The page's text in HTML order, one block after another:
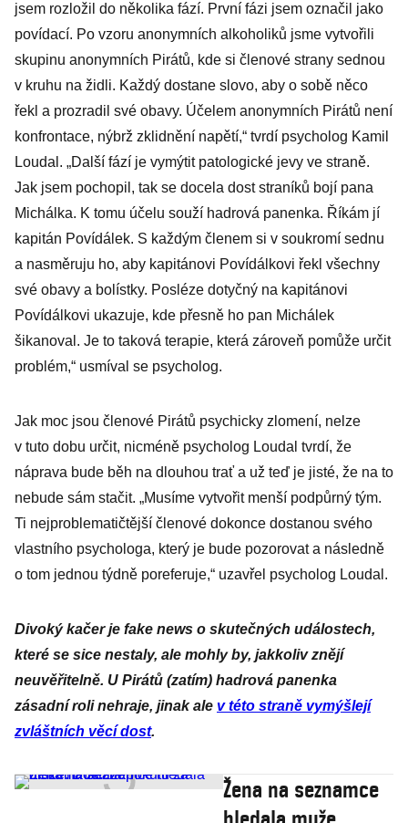
jsem rozložil do několika fází. První fázi jsem označil jako
povídací. Po vzoru anonymních alkoholiků jsme vytvořili
skupinu anonymních Pirátů, kde si členové strany sednou
v kruhu na židli. Každý dostane slovo, aby o sobě něco
řekl a prozradil své obavy. Účelem anonymních Pirátů není
konfrontace, nýbrž zklidnění napětí,“ tvrdí psycholog Kamil
Loudal. „Další fází je vymýtit patologické jevy ve straně.
Jak jsem pochopil, tak se docela dost straníků bojí pana
Michálka. K tomu účelu souží hadrová panenka. Říkám jí
kapitán Povídálek. S každým členem si v soukromí sednu
a nasměruju ho, aby kapitánovi Povídálkovi řekl všechny
své obavy a bolístky. Posléze dotyčný na kapitánovi
Povídálkovi ukazuje, kde přesně ho pan Michálek
šikanoval. Je to taková terapie, která zároveň pomůže určit
problém,“ usmíval se psycholog.
Jak moc jsou členové Pirátů psychicky zlomení, nelze
v tuto dobu určit, nicméně psycholog Loudal tvrdí, že
náprava bude běh na dlouhou trať a už teď je jisté, že na to
nebude sám stačit. „Musíme vytvořit menší podpůrný tým.
Ti nejproblematičtější členové dokonce dostanou svého
vlastního psychologa, který je bude pozorovat a následně
o tom jednou týdně poreferuje,“ uzavřel psycholog Loudal.
Divoký kačer je fake news o skutečných událostech,
které se sice nestaly, ale mohly by, jakkoliv znějí
neuvěřitelně. U Pirátů (zatím) hadrová panenka
zásadní roli nehraje, jinak ale v této straně vymýšlejí
zvláštních věcí dost.
Žena na seznamce